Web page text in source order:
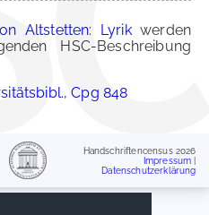
Altstetten: Lyrikwerden
HSC-Beschreibung
Cpg 848
Handschriftencensus 2026
Impressum
Datenschutzerklärung